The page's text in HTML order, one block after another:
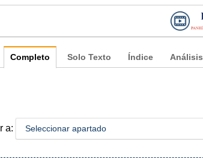
Completo Solo Texto Índice Análisis
Ir a: Seleccionar apartado